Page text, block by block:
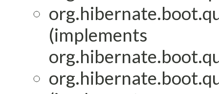
(implements